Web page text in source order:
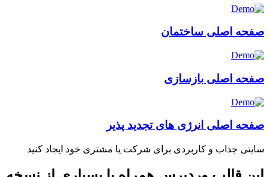
صفحه اصلی ساختمان
صفحه اصلی بازسازی
صفحه اصلی انرژی های تجدید پذیر
سایتی جذاب و کاربردی برای شرکت یا مشتری خود ایجاد کنید